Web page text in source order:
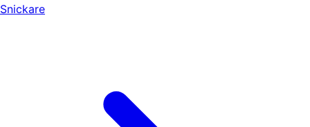
Snickare